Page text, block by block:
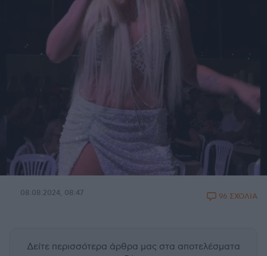
08.08.2024, 08:47 96 ΣΧΟΛΙΑ
Δείτε περισσότερα άρθρα μας στα αποτελέσματα